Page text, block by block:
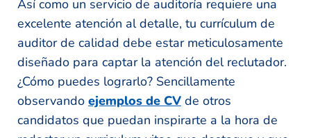
Así como un servicio de auditoría requiere una
excelente atención al detalle, tu currículum de
auditor de calidad debe estar meticulosamente
diseñado para captar la atención del reclutador.
¿Cómo puedes lograrlo? Sencillamente
observando ejemplos de CV de otros
candidatos que puedan inspirarte a la hora de